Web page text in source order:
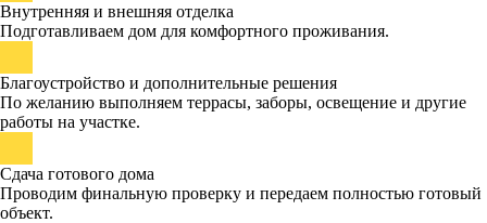
Внутренняя и внешняя отделка
Подготавливаем дом для комфортного проживания.
Благоустройство и дополнительные решения
По желанию выполняем террасы, заборы, освещение и другие
работы на участке.
Сдача готового дома
Проводим финальную проверку и передаем полностью готовый
объект.